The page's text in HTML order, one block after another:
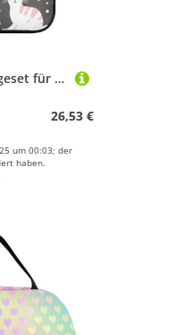
Cartoon-Katzen-Hängeset für Reisen, mit Haken, erweiterbare Make-up-Tasche zum Aufhängen, für Reisen, Damen, Reise-Porta, Kosmetik, Mujer para cartera, L
26,53 €
um 00:03; der
haben.